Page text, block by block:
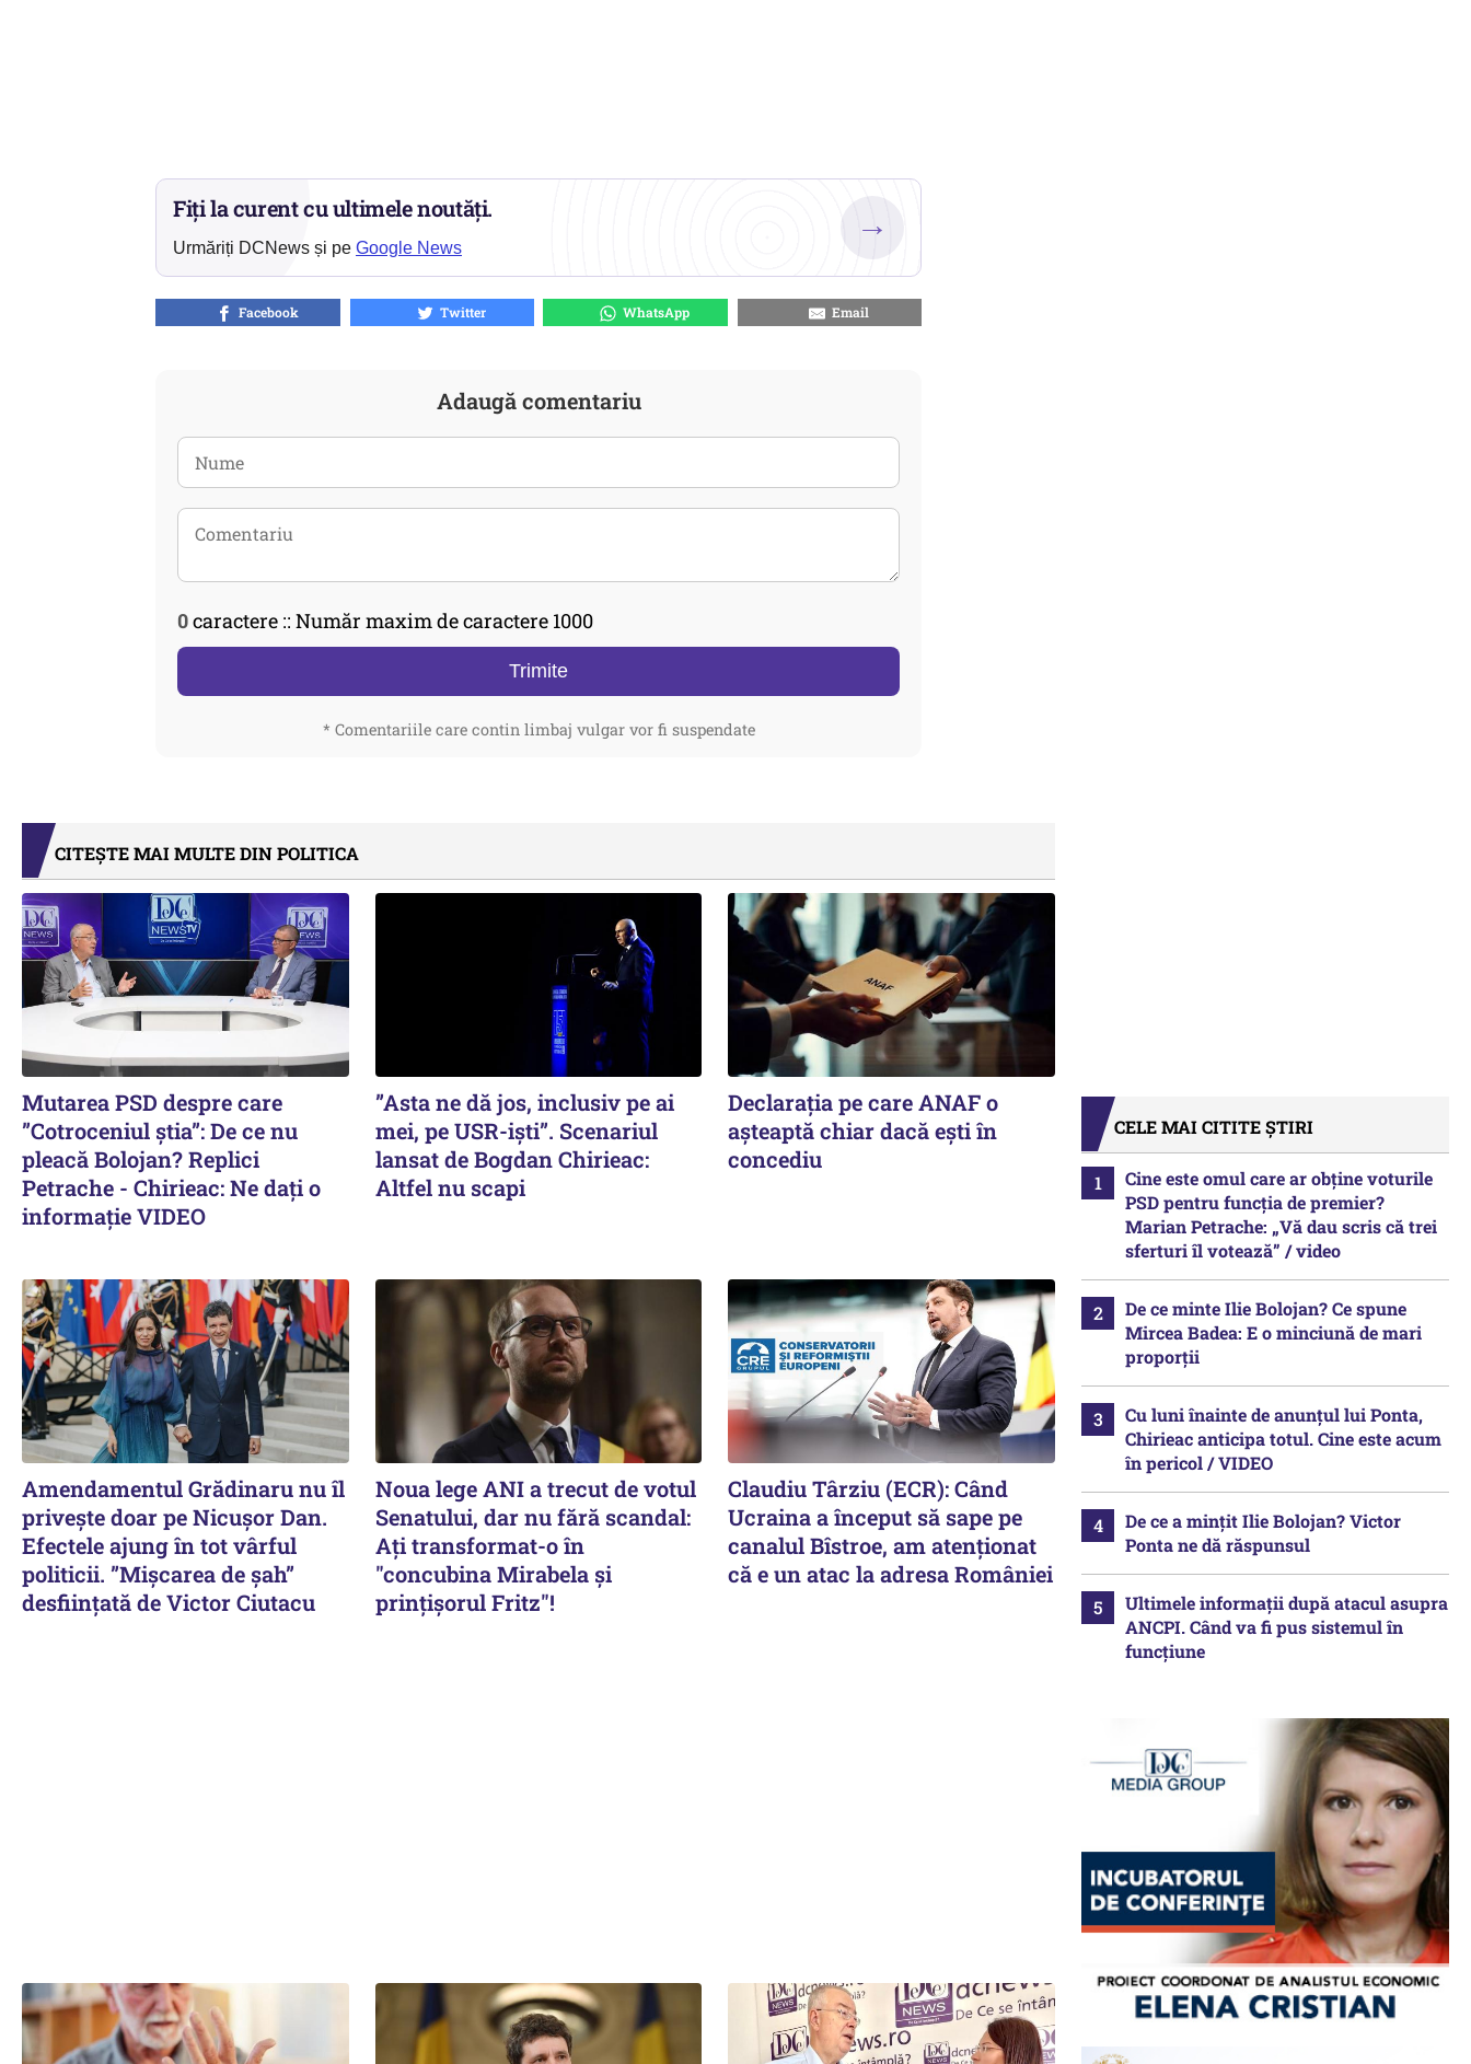
Fiți la curent cu ultimele noutăți.
Urmăriți DCNews și pe Google News
→
Facebook Twitter WhatsApp Email
Adaugă comentariu
0caractere :: Număr maxim de caractere 1000
Trimite
* Comentariile care contin limbaj vulgar vor fi suspendate
CITEȘTE MAI MULTE DIN POLITICA
Mutarea PSD despre care
”Cotroceniul știa”: De ce nu
pleacă Bolojan? Replici
Petrache - Chirieac: Ne dați o
informație VIDEO
”Asta ne dă jos, inclusiv pe ai
mei, pe USR-iști”. Scenariul
lansat de Bogdan Chirieac:
Altfel nu scapi
Declarația pe care ANAF o
așteaptă chiar dacă ești în
concediu
Amendamentul Grădinaru nu îl
privește doar pe Nicușor Dan.
Efectele ajung în tot vârful
politicii. ”Mișcarea de șah”
desființată de Victor Ciutacu
Noua lege ANI a trecut de votul
Senatului, dar nu fără scandal:
Ați transformat-o în
"concubina Mirabela şi
prinţişorul Fritz"!
Claudiu Târziu (ECR): Când
Ucraina a început să sape pe
canalul Bîstroe, am atenționat
că e un atac la adresa României
CELE MAI CITITE ȘTIRI
Cine este omul care ar obține voturile
PSD pentru funcția de premier?
Marian Petrache: „Vă dau scris că trei
sferturi îl votează” / video
De ce minte Ilie Bolojan? Ce spune
Mircea Badea: E o minciună de mari
proporții
Cu luni înainte de anunțul lui Ponta,
Chirieac anticipa totul. Cine este acum
în pericol / VIDEO
De ce a mințit Ilie Bolojan? Victor
Ponta ne dă răspunsul
Ultimele informații după atacul asupra
ANCPI. Când va fi pus sistemul în
funcțiune